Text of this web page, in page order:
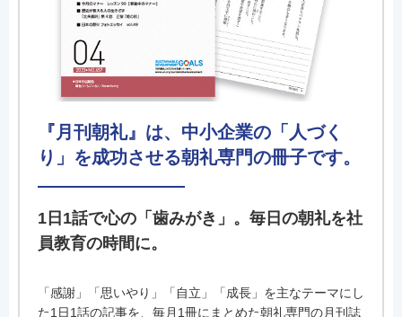
『月刊朝礼』は、中小企業の「人づく
り」を成功させる朝礼専門の冊子です。
1日1話で心の「歯みがき」。毎日の朝礼を社
員教育の時間に。
「感謝」「思いやり」「自立」「成長」を主なテーマにし
た1日1話の記事を、毎月1冊にまとめた朝礼専門の月刊誌